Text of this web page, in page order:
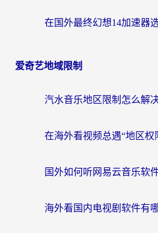
爱奇艺地域限制